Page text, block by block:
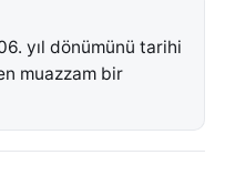
yıl dönümünü tarihi
muazzam bir